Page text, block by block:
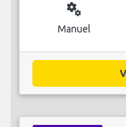
miscellaneous_services
Manuel